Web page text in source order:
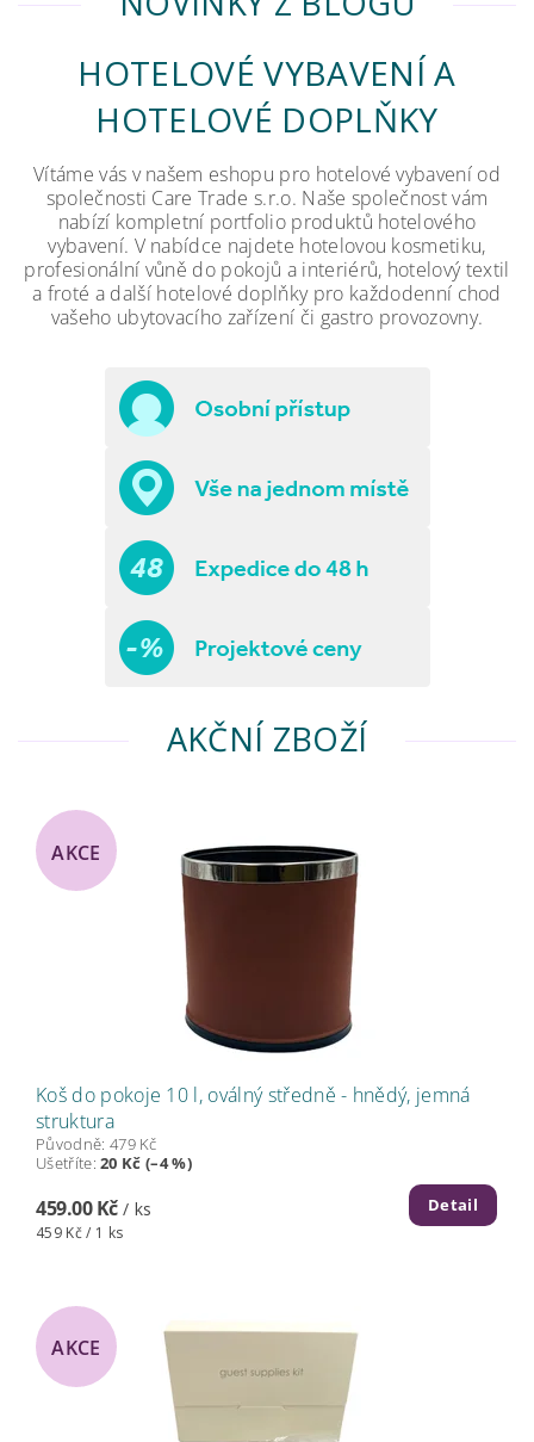
HOTELOVÉ VYBAVENÍ A
HOTELOVÉ DOPLŇKY
Vítáme vás v našem eshopu pro hotelové vybavení od
společnosti Care Trade s.r.o. Naše společnost vám
nabízí kompletní portfolio produktů hotelového
vybavení. V nabídce najdete hotelovou kosmetiku,
profesionální vůně do pokojů a interiérů, hotelový textil
a froté a další hotelové doplňky pro každodenní chod
vašeho ubytovacího zařízení či gastro provozovny.
AKČNÍ ZBOŽÍ
AKCE
Koš do pokoje 10 l, oválný středně - hnědý, jemná
struktura
Původně: 479 Kč
Ušetříte:20 Kč (–4 %)
459.00 Kč / ks
459 Kč / 1 ks
Detail
AKCE